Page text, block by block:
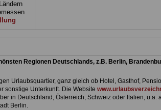
Regionen Deutschlands, z.B. Berlin,
Urlaubsquartier, ganz gleich ob Hotel, Gasthof,
sonstige Unterkunft. Die Website
in Deutschland, Österreich, Schweiz oder Italien, u.a.
Berlin.